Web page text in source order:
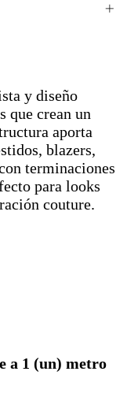
y diseño
que crean un
aporta
blazers,
terminaciones
para looks
couture.
a 1 (un) metro